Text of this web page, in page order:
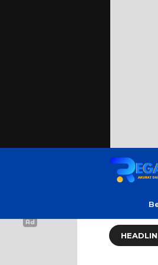
Long Life (HLL) Kini Hadir di